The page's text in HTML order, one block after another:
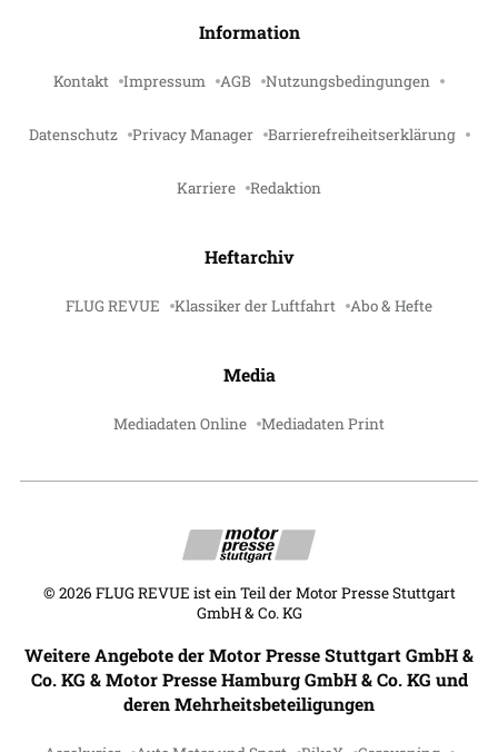
Information
Kontakt Impressum AGB Nutzungsbedingungen
Datenschutz Privacy Manager Barrierefreiheitserklärung
Karriere Redaktion
Heftarchiv
FLUG REVUE Klassiker der Luftfahrt Abo & Hefte
Media
Mediadaten Online Mediadaten Print
© 2026 FLUG REVUE ist ein Teil der Motor Presse Stuttgart
GmbH & Co. KG
Weitere Angebote der Motor Presse Stuttgart GmbH &
Co. KG & Motor Presse Hamburg GmbH & Co. KG und
deren Mehrheitsbeteiligungen